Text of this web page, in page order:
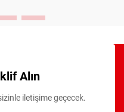
Alın
iletişime geçecek.